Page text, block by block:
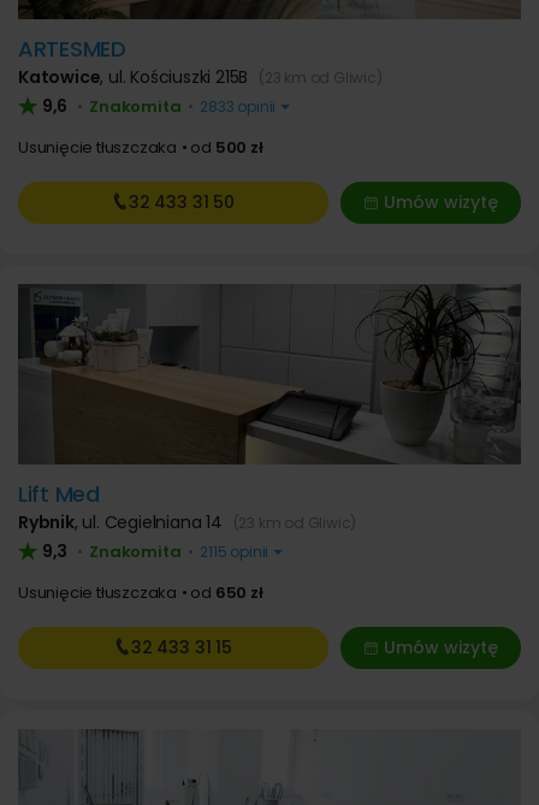
ARTESMED
Katowice, ul. Kościuszki 215B (23 km od Gliwic)
9,6 • Znakomita • 2833 opinii
Usunięcie tłuszczaka od 500 zł
Umów wizytę
32 433 31 50
Lift Med
Rybnik, ul. Cegielniana 14 (23 km od Gliwic)
9,3 • Znakomita • 2115 opinii
Usunięcie tłuszczaka od 650 zł
Umów wizytę
32 433 31 15